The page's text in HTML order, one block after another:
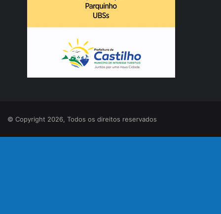
© Copyright 2026, Todos os direitos reservados